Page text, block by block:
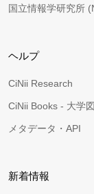
国立情報学研究所
ヘルプ
CiNii Research
CiNii Books - 大学
メタデータ・API
新着情報